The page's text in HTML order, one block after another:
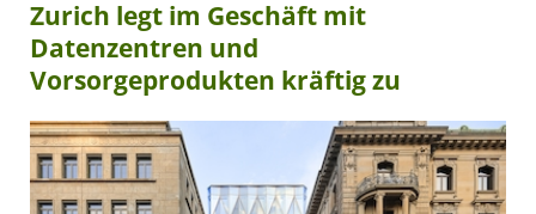
Zurich legt im Geschäft mit
Datenzentren und
Vorsorgeprodukten kräftig zu